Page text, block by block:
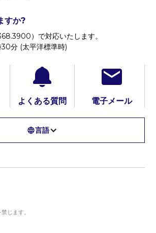
すか?
）で対応いたします。
分 (太平洋標準時)
よくある質問 電子メール
言語
じます。